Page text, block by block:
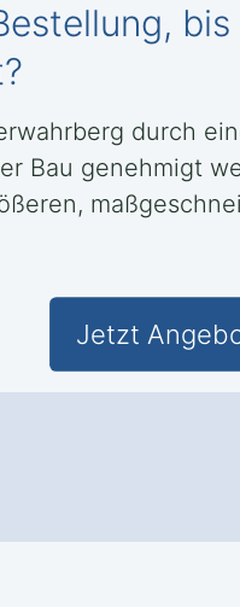
durch
Bau genehmigt
Jetzt